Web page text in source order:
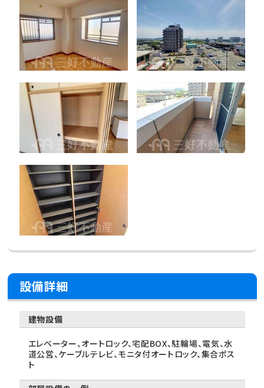
設備詳細
建物設備
エレベーター、オートロック、宅配BOX、駐輪場、電気、水
道公営、ケーブルテレビ、モニタ付オートロック、集合ポス
ト